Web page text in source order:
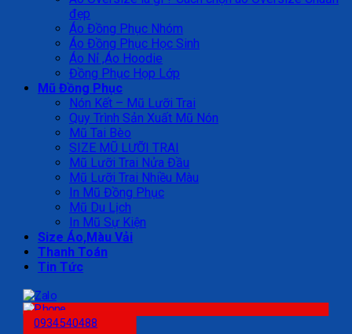
đẹp
Áo Đồng Phục Nhóm
Áo Đồng Phục Học Sinh
Áo Nỉ ,Áo Hoodie
Đồng Phục Họp Lớp
Mũ Đồng Phục
Nón Kết – Mũ Lưỡi Trai
Quy Trình Sản Xuất Mũ Nón
Mũ Tai Bèo
SIZE MŨ LƯỠI TRAI
Mũ Lưỡi Trai Nửa Đầu
Mũ Lưỡi Trai Nhiều Màu
In Mũ Đồng Phục
Mũ Du Lịch
In Mũ Sự Kiện
Size Áo,Màu Vải
Thanh Toán
Tin Tức
0934540488